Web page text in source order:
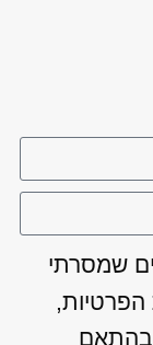
שמסרתי
הפרטיות,
(כולל תיקון 13), ובהתאם